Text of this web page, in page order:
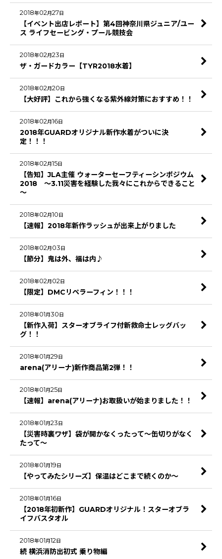
2018年02月27日
【イベント出店レポート】第4回神奈川県ジュニア/ユー
ス ライフセービング・プール競技会
2018年02月23 日
ザ・ガードカラー【TYR2018水着】
2018年02月20 日
【大好評】これから強くなる紫外線対策におすすめ！！
2018年02月16日
2018年GUARDオリジナル新作水着がついに決
定！！！
2018年02月15日
【告知】JLA主催 ウォーターセーフティーシンポジウム
2018 ～3.11災害を経験した我々にこれからできること
～
2018年02月10 日
【速報】2018年新作ラッシュが出来上がりました
2018年02月 03 日
【節分】鬼は外、福は内♪
2018年02月 02日
【限定】DMCリペラーフィン！！！
2018年01月30 日
【新作入荷】スターオブライフ付新救命士レッグバッ
グ！！
2018年01月29 日
arena(アリーナ)新作商品第2弾！！
2018年01月25日
【速報】arena(アリーナ)お取扱いが始まりました！！
2018年01月23 日
【災害時裏ワザ】袋が開かなくったって～缶切りがなく
たって～
2018年01月19 日
【やってみたシリーズ】保温はどこまで続くのか～
2018年01月16日
【2018年初新作】GUARDオリジナル！スターオブラ
イフバスタオル
2018年01月12日
続 横浜消防出初式 乗り物編